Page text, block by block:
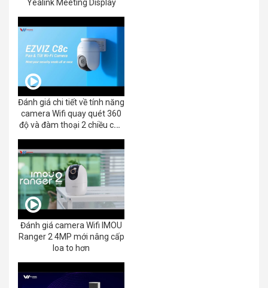
Yealink Meeting Display
Đánh giá chi tiết về tính năng
camera Wifi quay quét 360
độ và đàm thoại 2 chiều của
Đánh giá camera Wifi IMOU
Ranger 2 4MP mới nâng cấp
loa to hơn